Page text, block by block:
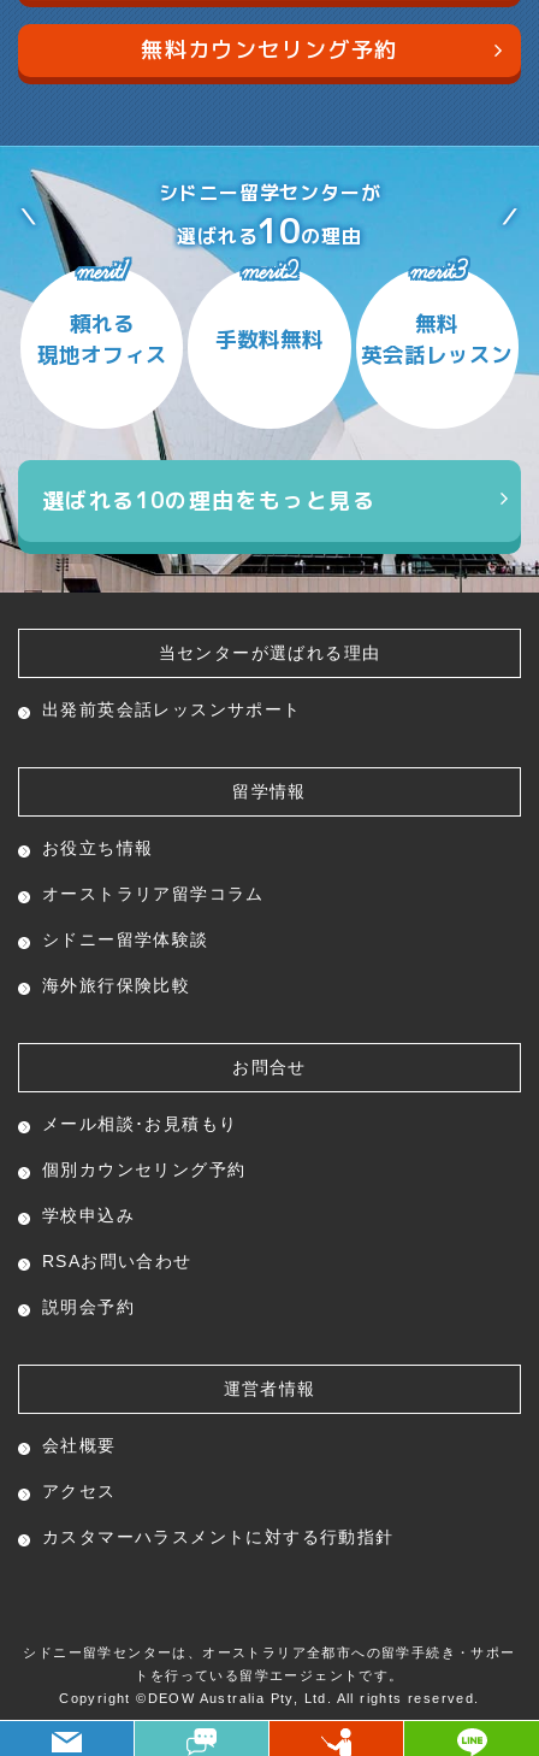
無料カウンセリング予約
シドニー留学センターが
選ばれる10の理由
merit1
頼れる
現地オフィス
merit2
手数料無料
merit3
無料
英会話レッスン
選ばれる10の理由をもっと見る
当センターが選ばれる理由
出発前英会話レッスンサポート
留学情報
お役立ち情報
オーストラリア留学コラム
シドニー留学体験談
海外旅行保険比較
お問合せ
メール相談･お見積もり
個別カウンセリング予約
学校申込み
RSAお問い合わせ
説明会予約
運営者情報
会社概要
アクセス
カスタマーハラスメントに対する行動指針
シドニー留学センターは、オーストラリア全都市への留学手続き・サポー
トを行っている留学エージェントです。
Copyright © DEOW Australia Pty, Ltd. All rights reserved.